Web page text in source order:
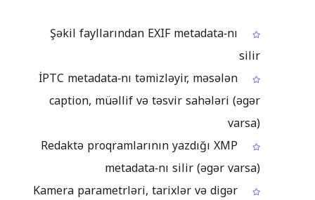
Şəkil fayllarından EXIF metadata‑nı
silir
İPTC metadata‑nı təmizləyir, məsələn
caption, müəllif və təsvir sahələri (əgər
varsa)
Redaktə proqramlarının yazdığı XMP
metadata‑nı silir (əgər varsa)
Kamera parametrləri, tarixlər və digər